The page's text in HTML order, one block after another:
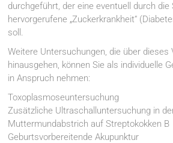
durchgeführt, der eine eventuell durch
hervorgerufene „Zuckerkrankheit“
soll.
Weitere Untersuchungen, die über dieses
hinausgehen, können Sie als individuelle
in Anspruch nehmen:
Toxoplasmoseuntersuchung
Zusätzliche Ultraschalluntersuchung in
Muttermundabstrich auf Streptokokken B
Geburtsvorbereitende Akupunktur